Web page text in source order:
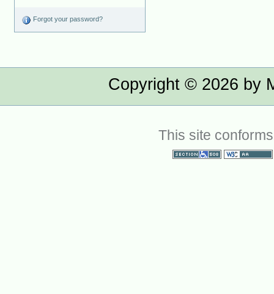
Forgot your password?
Copyright © 2026 by
This site